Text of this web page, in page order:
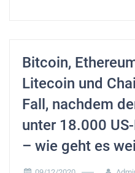
Bitcoin,
Litecoin und
Fall, nachdem
unter 18.000
– wie geht es